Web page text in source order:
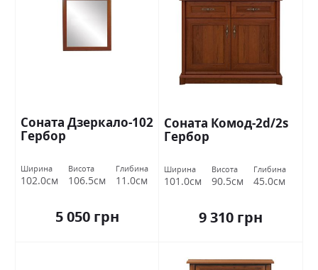
Соната Дзеркало-102
Гербор
Ширина
102.0см
Висота
106.5см
Глибина
11.0см
5 050 грн
Соната Комод-2d/2s
Гербор
Ширина
101.0см
Висота
90.5см
Глибина
45.0см
9 310 грн